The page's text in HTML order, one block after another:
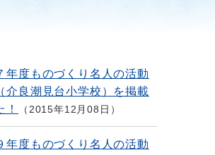
年度ものづくり名人の活動
介良潮見台小学校）を掲載
！
2015年12月08日
年度ものづくり名人の活動